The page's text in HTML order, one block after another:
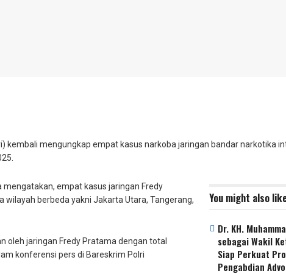
kembali mengungkap empat kasus narkoba jaringan bandar narkotika
You might also
Dr. KH.
sebagai Wakil
Siap Perkuat
Pengabdian
mengatakan, empat kasus jaringan Fredy
wilayah berbeda yakni Jakarta Utara, Tangerang,
oleh jaringan Fredy Pratama dengan total
konferensi pers di Bareskrim Polri